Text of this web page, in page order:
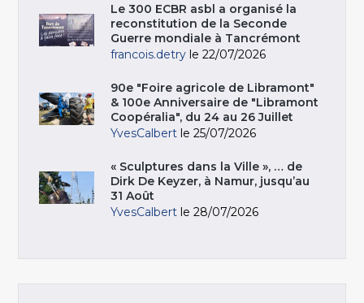
Le 300 ECBR asbl a organisé la
reconstitution de la Seconde
Guerre mondiale à Tancrémont
francois.detry le 22/07/2026
90e "Foire agricole de Libramont"
& 100e Anniversaire de "Libramont
Coopéralia", du 24 au 26 Juillet
YvesCalbert le 25/07/2026
« Sculptures dans la Ville », … de
Dirk De Keyzer, à Namur, jusqu’au
31 Août
YvesCalbert le 28/07/2026